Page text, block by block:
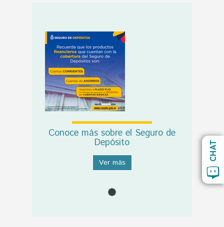
CHAT
Conoce más sobre el Seguro de
Depósito
Ver más